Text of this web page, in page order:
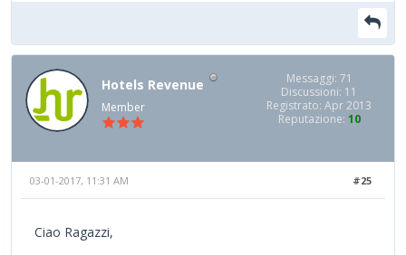
Hotels Revenue
Member
Messaggi: 71
Discussioni: 11
Registrato: Apr 2013
Reputazione: 10
#25
03-01-2017, 11:31 AM
Ciao Ragazzi,